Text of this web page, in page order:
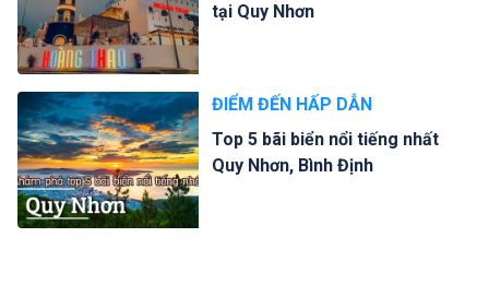
tại Quy Nhơn
ĐIỂM ĐẾN HẤP DẪN
Top 5 bãi biển nổi tiếng nhất
Quy Nhơn, Bình Định